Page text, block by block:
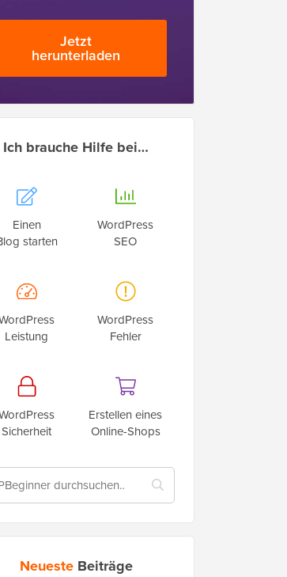
Jetzt
herunterladen
Ich brauche Hilfe bei…
Einen
starten
WordPress
SEO
Leistung
WordPress
Fehler
Sicherheit
Erstellen eines
Online-Shops
Neueste Beiträge